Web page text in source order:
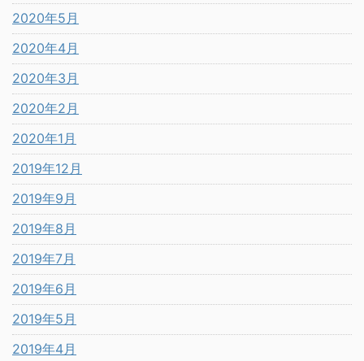
2020年5月
2020年4月
2020年3月
2020年2月
2020年1月
2019年12月
2019年9月
2019年8月
2019年7月
2019年6月
2019年5月
2019年4月